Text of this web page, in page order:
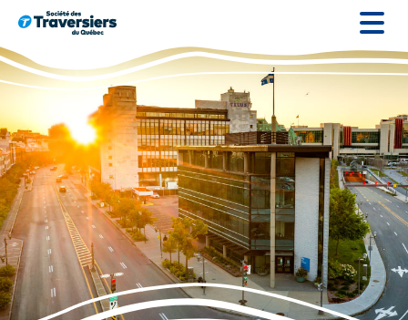
Passer
au
contenu